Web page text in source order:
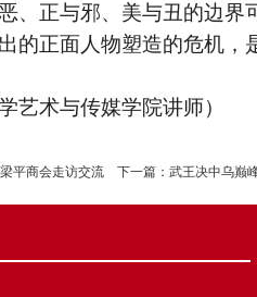
、正与邪、美与丑的边界
的正面人物塑造的危机，
术与传媒学院讲师）
平商会走访交流 下一篇： 武王决中乌巅